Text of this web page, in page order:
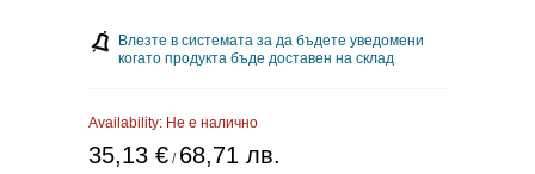
Влезте в системата за да бъдете уведомени
когато продукта бъде доставен на склад
Availability: Не е налично
35,13 €/ 68,71 лв.